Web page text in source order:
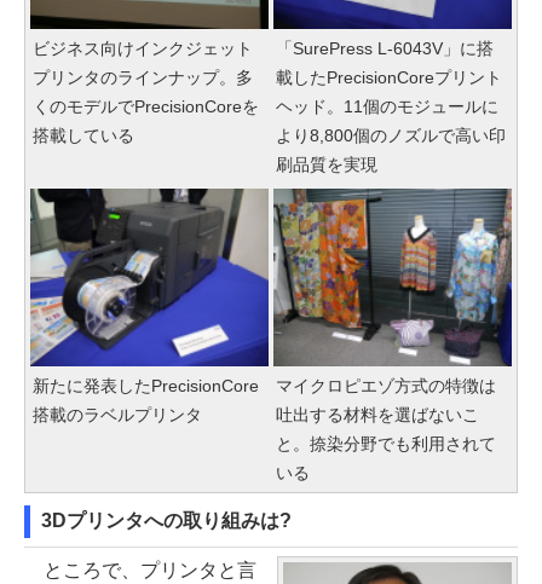
ビジネス向けインクジェット
プリンタのラインナップ。多
くのモデルでPrecisionCoreを
搭載している
「SurePress L-6043V」に搭
載したPrecisionCoreプリント
ヘッド。11個のモジュールに
より8,800個のノズルで高い印
刷品質を実現
新たに発表したPrecisionCore
搭載のラベルプリンタ
マイクロピエゾ方式の特徴は
吐出する材料を選ばないこ
と。捺染分野でも利用されて
いる
3Dプリンタへの取り組みは?
ところで、プリンタと言